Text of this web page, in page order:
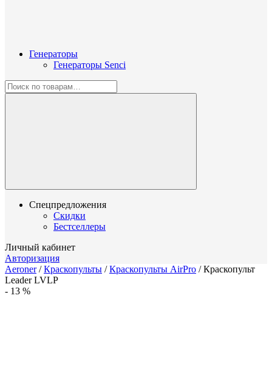
Генераторы
Генераторы Senci
Спецпредложения
Скидки
Бестселлеры
Личный кабинет
Авторизация
Aeroner/Краскопульты /Краскопульты AirPro /Краскопульт
Leader LVLP
- 13 %